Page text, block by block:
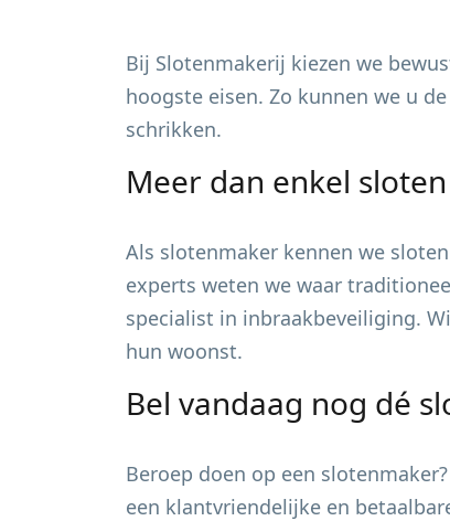
Bij Slotenmakerij kiezen we
hoogste eisen. Zo kunnen we u
schrikken.
Meer dan enkel sloten
Als slotenmaker kennen we
experts weten we waar
specialist in inbraakbeveiliging.
hun woonst.
Bel vandaag nog dé
Beroep doen op een
een klantvriendelijke en